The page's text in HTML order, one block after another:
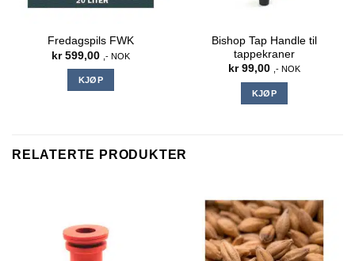
Fredagspils FWK
kr599,00 ,- NOK
KJØP
Bishop Tap Handle til
tappekraner
kr99,00 ,- NOK
KJØP
RELATERTE PRODUKTER